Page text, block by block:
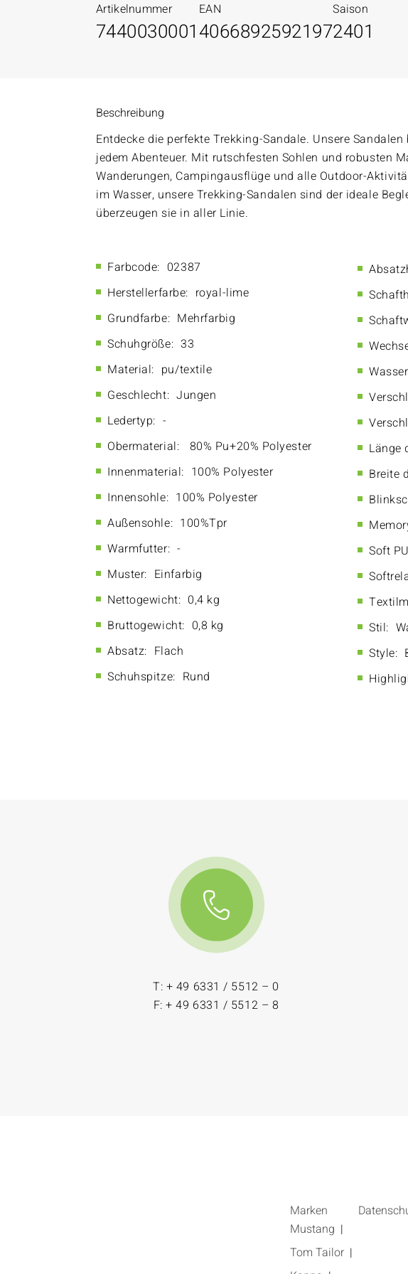
Artikelnummer
7440030001
EAN
4066892592197
Saison
2401
Beschreibung
Entdecke die perfekte Trekking-Sandale. Unsere
jedem Abenteuer. Mit rutschfesten Sohlen und robusten
Wanderungen, Campingausflüge und alle Outdoor-
im Wasser, unsere Trekking-Sandalen sind der ideale
überzeugen sie in aller Linie.
Farbcode: 02387
Herstellerfarbe: royal-lime
Grundfarbe: Mehrfarbig
Schuhgröße: 33
Material: pu/textile
Geschlecht: Jungen
Ledertyp: -
Obermaterial:
80% Pu+20% Polyester
Innenmaterial: 100% Polyester
Innensohle: 100% Polyester
Außensohle: 100%Tpr
Warmfutter: -
Muster: Einfarbig
Nettogewicht: 0,4 kg
Bruttogewicht: 0,8 kg
Absatz: Flach
Schuhspitze: Rund
Länge
Breite
Soft
Stil:
Style:
T: + 49 6331 / 5512 – 0
F: + 49 6331 / 5512 – 8
Marken
Mustang
Tom Tailor